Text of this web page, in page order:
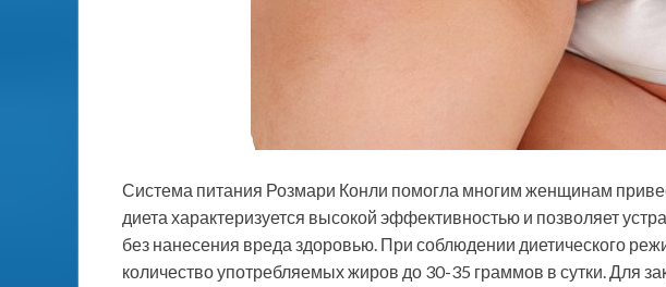
Система питания Розмари Конли помогла многим женщинам
диета характеризуется высокой эффективностью и позволяет
без нанесения вреда здоровью. При соблюдении диетического
количество употребляемых жиров до 30-35 граммов в сутки. Для